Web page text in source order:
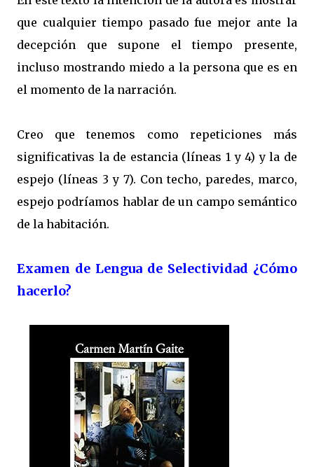
que cualquier tiempo pasado fue mejor ante la
decepción que supone el tiempo presente,
incluso mostrando miedo a la persona que es en
el momento de la narración.
Creo que tenemos como repeticiones más
significativas la de estancia (líneas 1 y 4) y la de
espejo (líneas 3 y 7). Con techo, paredes, marco,
espejo podríamos hablar de un campo semántico
de la habitación.
Examen de Lengua de Selectividad ¿Cómo
hacerlo?